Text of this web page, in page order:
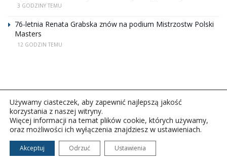
3 GODZINY TEMU
76-letnia Renata Grabska znów na podium Mistrzostw Polski
Masters
12 GODZIN TEMU
Copyright © 2026Polskie Radio Rzeszów S.A. w likwidacj.
Wszelkie prawa zastrzeżone.
Używamy ciasteczek, aby zapewnić najlepszą jakość
korzystania z naszej witryny.
Więcej informacji na temat plików cookie, których używamy,
oraz możliwości ich wyłączenia znajdziesz w ustawieniach.
Akceptuj Odrzuć Ustawienia